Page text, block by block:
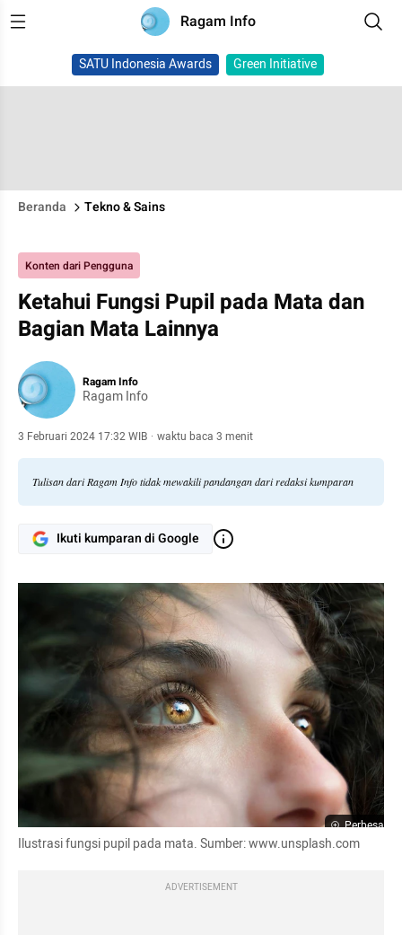
Ragam Info
SATU Indonesia Awards Green Initiative
Beranda Tekno & Sains
Konten dari Pengguna
Ketahui Fungsi Pupil pada Mata dan
Bagian Mata Lainnya
Ragam Info
Ragam Info
3 Februari 2024 17:32 WIB · waktu baca 3 menit
Tulisan dari Ragam Info tidak mewakili pandangan dari redaksi kumparan
Ikuti kumparan di Google
Perbesar
Ilustrasi fungsi pupil pada mata. Sumber: www.unsplash.com
ADVERTISEMENT